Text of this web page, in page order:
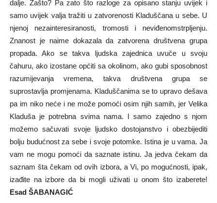
dalje. Zašto? Pa zato što razloge za opisano stanju uvijek i
samo uvijek valja tražiti u zatvorenosti Kladuščana u sebe. U
njenoj nezainteresiranosti, tromosti i neviđenomstrpljenju.
Znanost je naime dokazala da zatvorena društvena grupa
propada. Ako se takva ljudska zajednica uvuče u svoju
čahuru, ako izostane općiti sa okolinom, ako gubi sposobnost
razumijevanja vremena, takva društvena grupa se
suprostavlja promjenama. Kladuščanima se to upravo dešava
pa im niko neće i ne može pomoći osim njih samih, jer Velika
Kladuša je potrebna svima nama. I samo zajedno s njom
možemo sačuvati svoje ljudsko dostojanstvo i obezbijediti
bolju budućnost za sebe i svoje potomke. Istina je u vama. Ja
vam ne mogu pomoći da saznate istinu. Ja jedva čekam da
saznam šta čekam od ovih izbora, a Vi, po mogućnosti, ipak,
izađite na izbore da bi mogli uživati u onom što izaberete!
Esad ŠABANAGIĆ